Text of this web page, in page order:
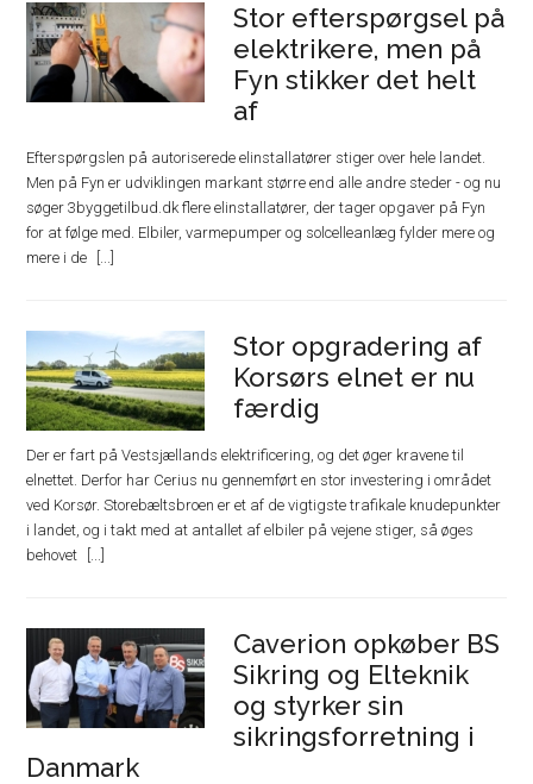
Stor efterspørgsel på
elektrikere, men på
Fyn stikker det helt
af
Efterspørgslen på autoriserede elinstallatører stiger over hele landet.
Men på Fyn er udviklingen markant større end alle andre steder - og nu
søger 3byggetilbud.dk flere elinstallatører, der tager opgaver på Fyn
for at følge med. Elbiler, varmepumper og solcelleanlæg fylder mere og
mere i de
Stor opgradering af
Korsørs elnet er nu
færdig
Der er fart på Vestsjællands elektrificering, og det øger kravene til
elnettet. Derfor har Cerius nu gennemført en stor investering i området
ved Korsør. Storebæltsbroen er et af de vigtigste trafikale knudepunkter
i landet, og i takt med at antallet af elbiler på vejene stiger, så øges
behovet
Caverion opkøber BS
Sikring og Elteknik
og styrker sin
sikringsforretning i
Danmark